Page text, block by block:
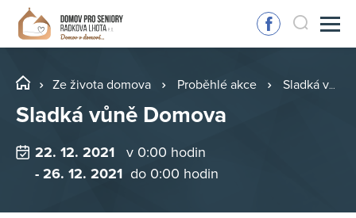
Ze života domova Proběhlé akce Sladká vůně Domova
Sladká vůně Domova
22. 12. 2021
v 0:00 hodin
- 26. 12. 2021 do 0:00 hodin